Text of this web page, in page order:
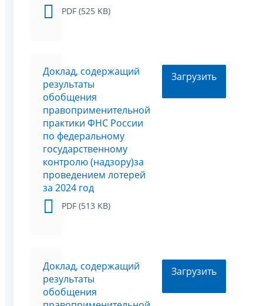
PDF (525 KB)
Доклад, содержащий
результаты
обобщения
правоприменительной
практики ФНС России
по федеральному
государственному
контролю (надзору)за
проведением лотерей
за 2024 год
PDF (513 KB)
Загрузить
Доклад, содержащий
результаты
обобщения
Загрузить